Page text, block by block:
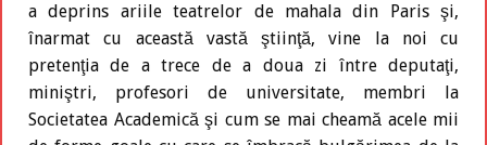
a deprins ariile teatrelor de mahala din Paris şi,
înarmat cu această vastă ştiinţă, vine la noi cu
pretenţia de a trece de a doua zi între deputaţi,
miniştri, profesori de universitate, membri la
Societatea Academică şi cum se mai cheamă acele mii